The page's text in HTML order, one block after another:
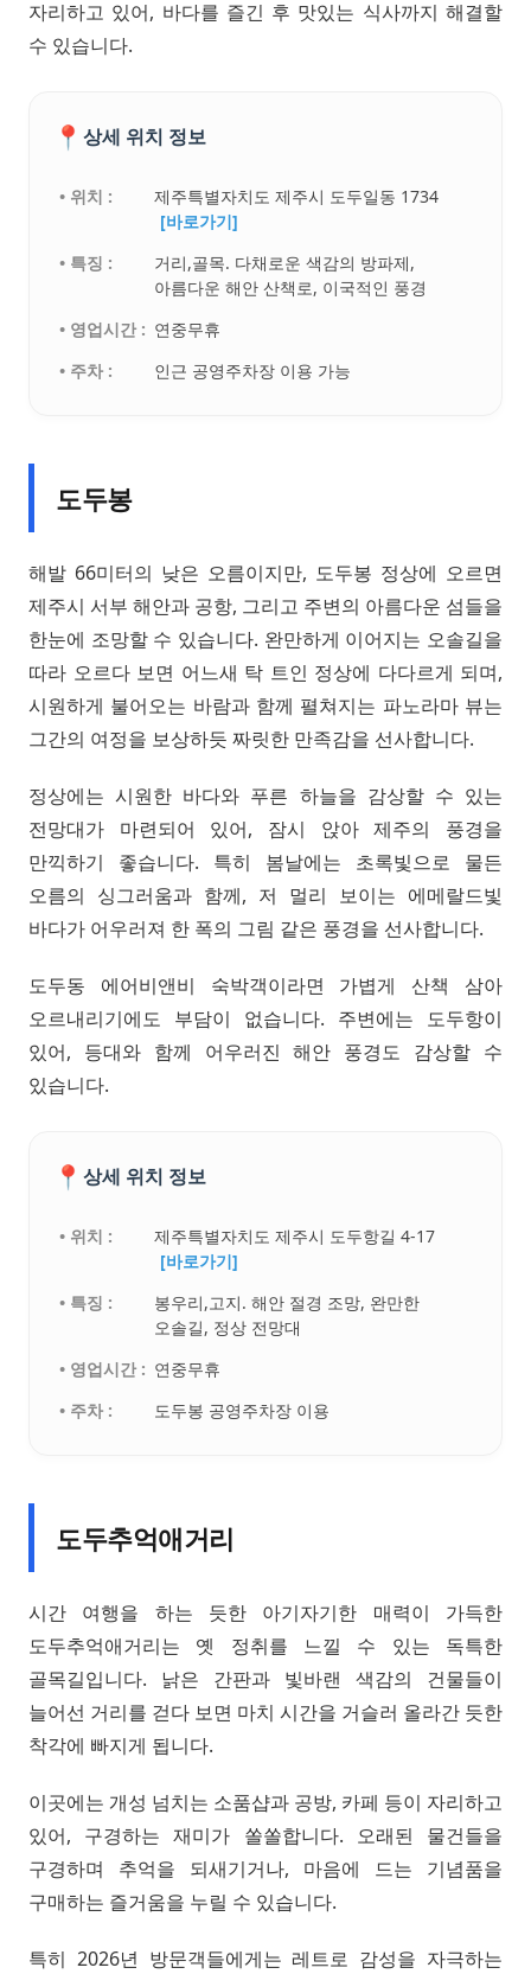
자리하고 있어, 바다를 즐긴 후 맛있는 식사까지 해결할
수 있습니다.
📍 상세 위치 정보
• 위치 :
제주특별자치도 제주시 도두일동 1734
[바로가기]
• 특징 :
거리,골목. 다채로운 색감의 방파제,
아름다운 해안 산책로, 이국적인 풍경
• 영업시간 : 연중무휴
• 주차 :
인근 공영주차장 이용 가능
도두봉
해발 66미터의 낮은 오름이지만, 도두봉 정상에 오르면
제주시 서부 해안과 공항, 그리고 주변의 아름다운 섬들을
한눈에 조망할 수 있습니다. 완만하게 이어지는 오솔길을
따라 오르다 보면 어느새 탁 트인 정상에 다다르게 되며,
시원하게 불어오는 바람과 함께 펼쳐지는 파노라마 뷰는
그간의 여정을 보상하듯 짜릿한 만족감을 선사합니다.
정상에는 시원한 바다와 푸른 하늘을 감상할 수 있는
전망대가 마련되어 있어, 잠시 앉아 제주의 풍경을
만끽하기 좋습니다. 특히 봄날에는 초록빛으로 물든
오름의 싱그러움과 함께, 저 멀리 보이는 에메랄드빛
바다가 어우러져 한 폭의 그림 같은 풍경을 선사합니다.
도두동 에어비앤비 숙박객이라면 가볍게 산책 삼아
오르내리기에도 부담이 없습니다. 주변에는 도두항이
있어, 등대와 함께 어우러진 해안 풍경도 감상할 수
있습니다.
📍 상세 위치 정보
• 위치 :
제주특별자치도 제주시 도두항길 4-17
[바로가기]
• 특징 :
봉우리,고지. 해안 절경 조망, 완만한
오솔길, 정상 전망대
• 영업시간 : 연중무휴
• 주차 :
도두봉 공영주차장 이용
도두추억애거리
시간 여행을 하는 듯한 아기자기한 매력이 가득한
도두추억애거리는 옛 정취를 느낄 수 있는 독특한
골목길입니다. 낡은 간판과 빛바랜 색감의 건물들이
늘어선 거리를 걷다 보면 마치 시간을 거슬러 올라간 듯한
착각에 빠지게 됩니다.
이곳에는 개성 넘치는 소품샵과 공방, 카페 등이 자리하고
있어, 구경하는 재미가 쏠쏠합니다. 오래된 물건들을
구경하며 추억을 되새기거나, 마음에 드는 기념품을
구매하는 즐거움을 누릴 수 있습니다.
특히 2026년 방문객들에게는 레트로 감성을 자극하는